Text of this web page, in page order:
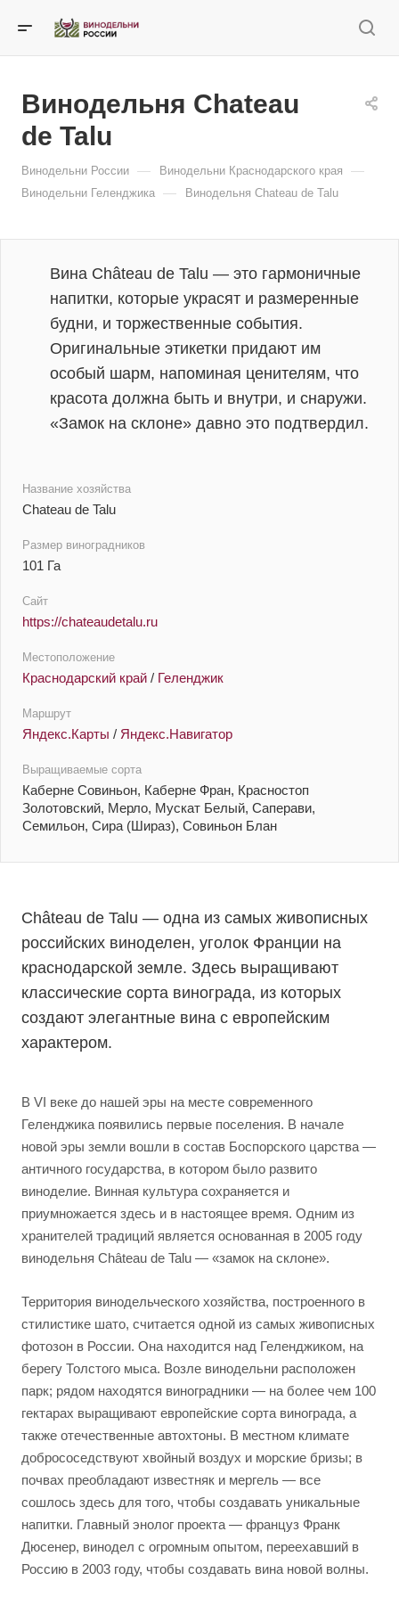
Винодельня Chateau
de Talu
Винодельни России — Винодельни Краснодарского края —
Винодельни Геленджика — Винодельня Chateau de Talu
Вина Château de Talu — это гармоничные
напитки, которые украсят и размеренные
будни, и торжественные события.
Оригинальные этикетки придают им
особый шарм, напоминая ценителям, что
красота должна быть и внутри, и снаружи.
«Замок на склоне» давно это подтвердил.
Название хозяйства
Chateau de Talu
Размер виноградников
101 Га
Сайт
https://chateaudetalu.ru
Местоположение
Краснодарский край / Геленджик
Маршрут
Яндекс.Карты / Яндекс.Навигатор
Выращиваемые сорта
Каберне Совиньон, Каберне Фран, Красностоп
Золотовский, Мерло, Мускат Белый, Саперави,
Семильон, Сира (Шираз), Совиньон Блан
Château de Talu — одна из самых живописных
российских виноделен, уголок Франции на
краснодарской земле. Здесь выращивают
классические сорта винограда, из которых
создают элегантные вина с европейским
характером.
В VI веке до нашей эры на месте современного
Геленджика появились первые поселения. В начале
новой эры земли вошли в состав Боспорского царства —
античного государства, в котором было развито
виноделие. Винная культура сохраняется и
приумножается здесь и в настоящее время. Одним из
хранителей традиций является основанная в 2005 году
винодельня Château de Talu — «замок на склоне».
Территория винодельческого хозяйства, построенного в
стилистике шато, считается одной из самых живописных
фотозон в России. Она находится над Геленджиком, на
берегу Толстого мыса. Возле винодельни расположен
парк; рядом находятся виноградники — на более чем 100
гектарах выращивают европейские сорта винограда, а
также отечественные автохтоны. В местном климате
добрососедствуют хвойный воздух и морские бризы; в
почвах преобладают известняк и мергель — все
сошлось здесь для того, чтобы создавать уникальные
напитки. Главный энолог проекта — француз Франк
Дюсенер, винодел с огромным опытом, переехавший в
Россию в 2003 году, чтобы создавать вина новой волны.